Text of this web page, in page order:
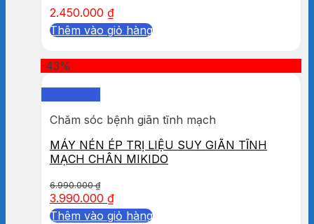
2.450.000 ₫
Thêm vào giỏ hàng
-43%
Chăm sóc bệnh giãn tĩnh mạch
MÁY NÉN ÉP TRỊ LIỆU SUY GIÃN TĨNH
MẠCH CHÂN MIKIDO
6.990.000₫
3.990.000 ₫
Thêm vào giỏ hàng